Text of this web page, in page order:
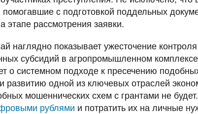
помогавшие с подготовкой поддельных
этапе рассмотрения заявки.
наглядно показывает ужесточение
субсидий в агропромышленном
о системном подходе к пресечению
развитию одной из ключевых отраслей
мошеннических схем с грантами не
рублями и потратить их на личные